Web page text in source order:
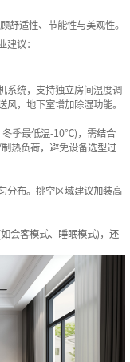
舒适性、节能性与美观性。
建议：
统，支持独立房间温度调
风，地下室增加除湿功能‌。
季最低温-10℃)，需结合
热负荷，避免设备选型过
布。挑空区域建议加装高
会客模式、睡眠模式)，还